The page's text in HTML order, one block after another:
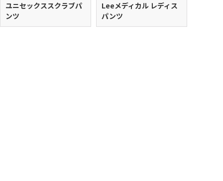
ユニセックススクラブパ
ンツ
Leeメディカル レディス
パンツ